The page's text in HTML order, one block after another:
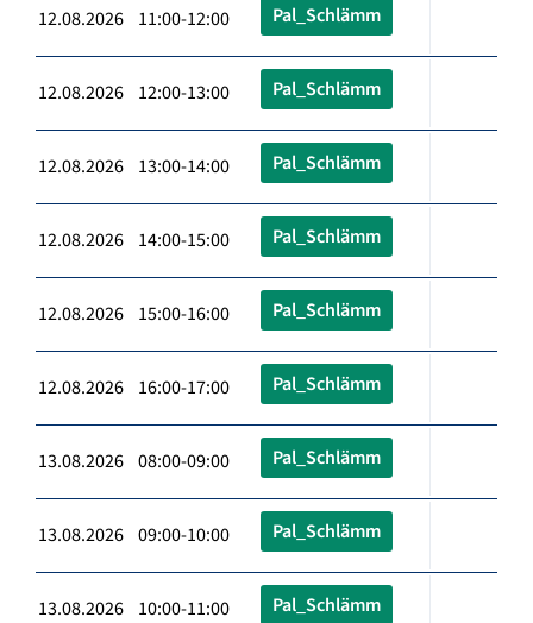
12.08.2026 11:00-12:00 Pal_Schlämm
12.08.2026 12:00-13:00 Pal_Schlämm
12.08.2026 13:00-14:00 Pal_Schlämm
12.08.2026 14:00-15:00 Pal_Schlämm
12.08.2026 15:00-16:00 Pal_Schlämm
12.08.2026 16:00-17:00 Pal_Schlämm
13.08.2026 08:00-09:00 Pal_Schlämm
13.08.2026 09:00-10:00 Pal_Schlämm
13.08.2026 10:00-11:00 Pal_Schlämm